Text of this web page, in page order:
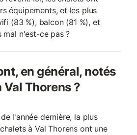
équipements, et les plus
(83 %), balcon (81 %), et
mal n'est-ce pas ?
en général, notés
Val Thorens ?
l'année dernière, la plus
à Val Thorens ont une